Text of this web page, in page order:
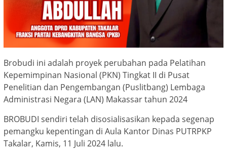
Brobudi ini adalah proyek perubahan pada Pelatihan
Kepemimpinan Nasional (PKN) Tingkat II di Pusat
Penelitian dan Pengembangan (Puslitbang) Lembaga
Administrasi Negara (LAN) Makassar tahun 2024
BROBUDI sendiri telah disosialisasikan kepada segenap
pemangku kepentingan di Aula Kantor Dinas PUTRPKP
Takalar, Kamis, 11 Juli 2024 lalu.